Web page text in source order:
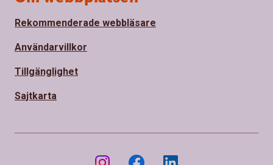
Rekommenderade webbläsare
Användarvillkor
Tillgänglighet
Sajtkarta